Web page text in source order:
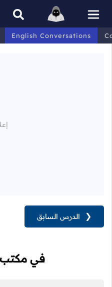
English Conversations
❮ الدرس السابق
في